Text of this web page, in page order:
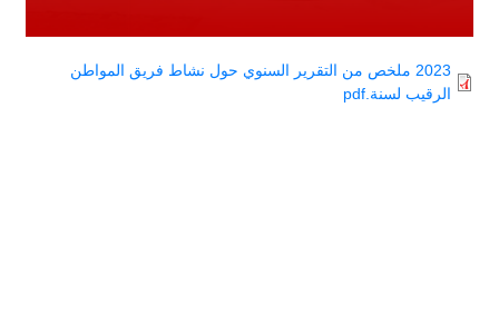
Document2023 ملخص من التقرير السنوي حول نشاط فريق المواطن
الرقيب لسنة.pdf